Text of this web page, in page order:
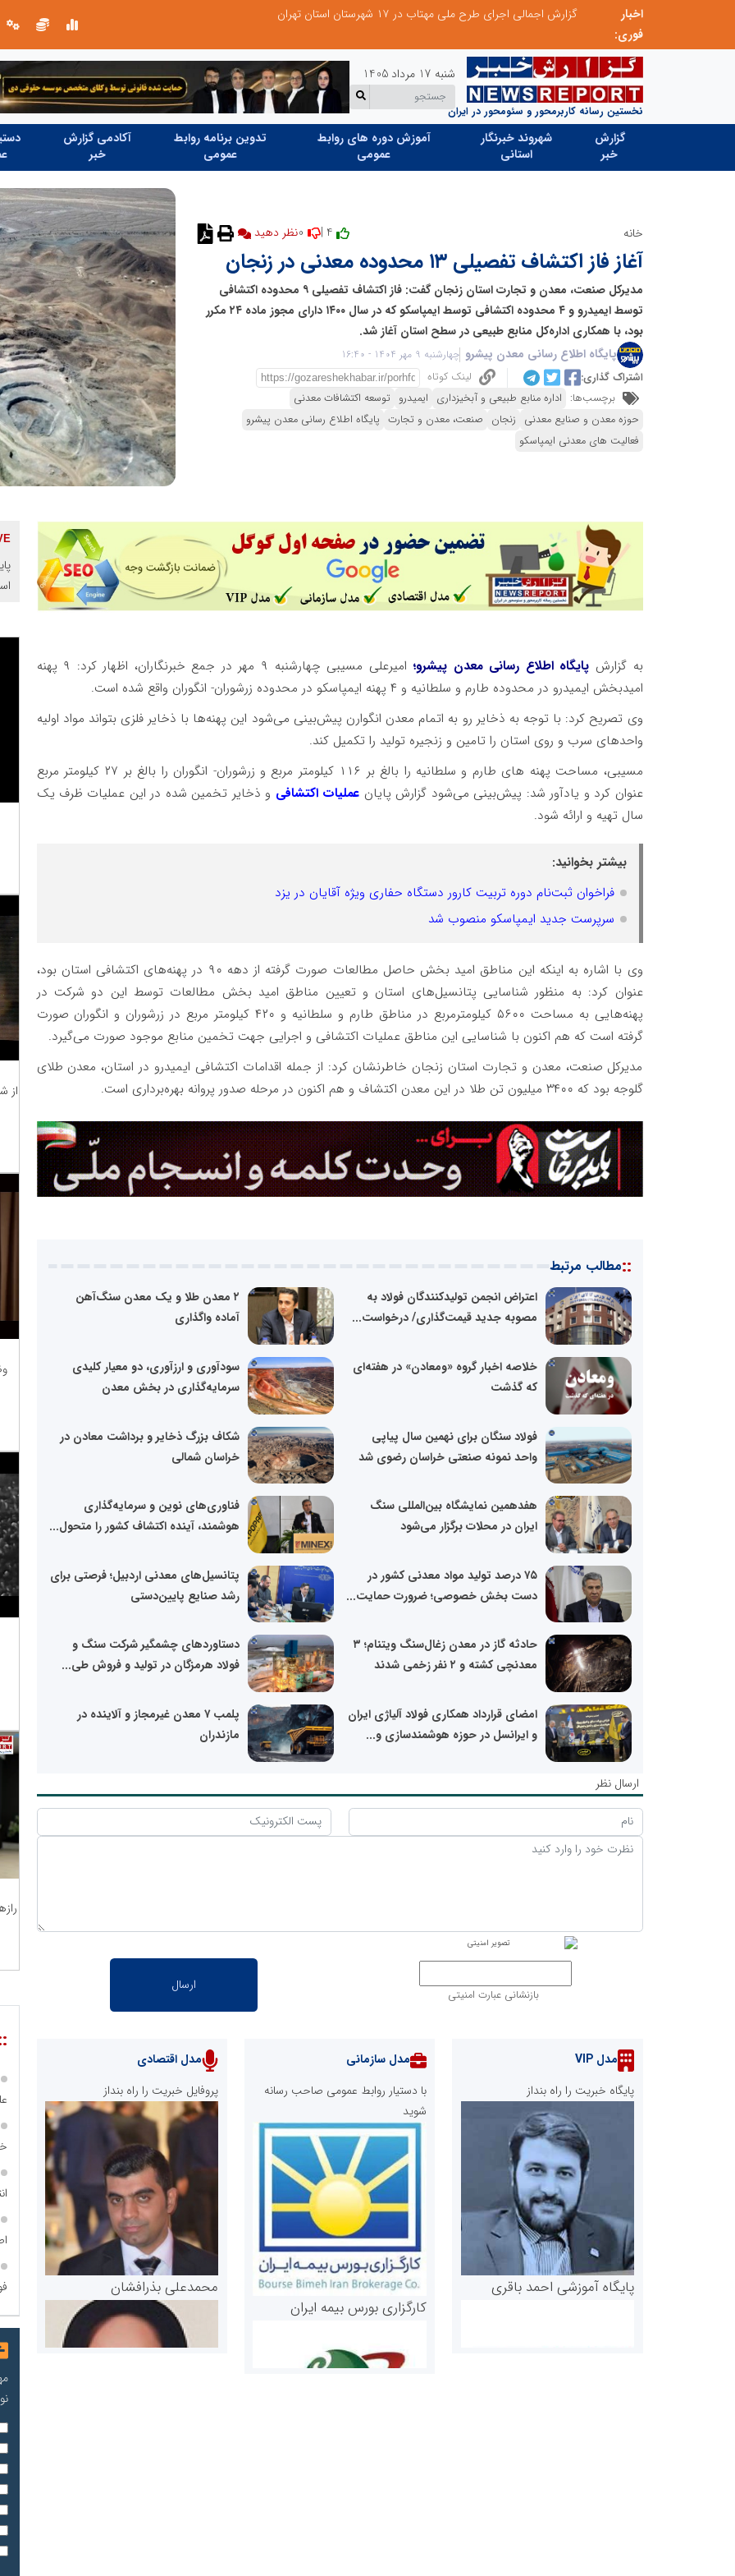
اخبار
فوری:
گزارش اجمالی اجرای طرح ملی مهتاب در ۱۷ شهرستان استان تهران
نخستین رسانه کاربرمحور و سئومحور در ایران
شنبه 17 مرداد 1405
گزارش
خبر
شهروند خبرنگار
استانی
آموزش دوره های روابط
عمومی
تدوین برنامه روابط
عمومی
آکادمی گزارش
خبر
خانه
آغاز فاز اکتشاف تفصیلی ۱۳ محدوده معدنی در زنجان
مدیرکل صنعت، معدن و تجارت استان زنجان گفت: فاز اکتشاف تفصیلی ۹ محدوده اکتشافی
توسط ایمیدرو و ۴ محدوده اکتشافی توسط ایمپاسکو که در سال ۱۴۰۰ دارای مجوز ماده ۲۴ مکرر
بود، با همکاری اداره‌کل منابع طبیعی در سطح استان آغاز شد.
پایگاه اطلاع رسانی معدن پیشرو چهارشنبه 9 مهر 1404 - 16:40
اشتراک گذاری:
لینک کوتاه
برچسب‌ها: اداره منابع طبیعی و آبخیزداری ایمیدرو توسعه اکتشافات معدنی
حوزه معدن و صنایع معدنی زنجان صنعت، معدن و تجارت پایگاه اطلاع رسانی معدن پیشرو
فعالیت های معدنی ایمپاسکو
به گزارش پایگاه اطلاع رسانی معدن پیشرو؛
امیرعلی مسیبی چهارشنبه ۹ مهر در جمع خبرنگاران، اظهار کرد: ۹ پهنه
امیدبخش ایمیدرو در محدوده طارم و سلطانیه و ۴ پهنه ایمپاسکو در محدوده زرشوران- انگوران واقع شده است.
وی تصریح کرد: با توجه به ذخایر رو به اتمام معدن انگوارن پیش‌بینی می‌شود این پهنه‌ها با ذخایر فلزی بتواند مواد اولیه
واحدهای سرب و روی استان را تامین و زنجیره تولید را تکمیل کند.
مسیبی، مساحت پهنه های طارم و سلطانیه را بالغ بر ۱۱۶ کیلومتر مربع و زرشوران- انگوران را بالغ بر ۲۷ کیلومتر مربع
عنوان کرد و یادآور شد: پیش‌بینی می‌شود گزارش پایان عملیات اکتشافی و ذخایر تخمین شده در این عملیات ظرف یک
سال تهیه و ارائه شود.
بیشتر بخوانید:
فراخوان ثبت‌نام دوره تربیت کارور دستگاه حفاری ویژه آقایان در یزد
سرپرست جدید ایمپاسکو منصوب شد
وی با اشاره به اینکه این مناطق امید بخش حاصل مطالعات صورت گرفته از دهه ۹۰ در پهنه‌های اکتشافی استان بود،
عنوان کرد: به منظور شناسایی پتانسیل‌های استان و تعیین مناطق امید بخش مطالعات توسط این دو شرکت در
پهنه‌هایی به مساحت ۵۶۰۰ کیلومترمربع در مناطق طارم و سلطانیه و ۴۲۰ کیلومتر مربع در زرشوران و انگوران صورت
گرفته است که هم اکنون با شناسایی این مناطق عملیات اکتشافی و اجرایی جهت تخمین منابع موجود صورت می‌گیرد.
مدیرکل صنعت، معدن و تجارت استان زنجان خاطرنشان کرد: از جمله اقدامات اکتشافی ایمیدرو در استان، معدن طلای
گلوجه بود که ۳۴۰۰ میلیون تن طلا در این معدن اکتشاف و هم اکنون در مرحله صدور پروانه بهره‌برداری است.
::مطالب مرتبط
اعتراض انجمن تولیدکنندگان فولاد به
مصوبه جدید قیمت‌گذاری/ درخواست...
۲ معدن طلا و یک معدن سنگ‌آهن
آماده واگذاری
خلاصه اخبار گروه «ومعادن» در هفته‌‌ای
که گذشت
سودآوری و ارزآوری، دو معیار کلیدی
سرمایه‌گذاری در بخش معدن
فولاد سنگان برای نهمین سال پیاپی
واحد نمونه صنعتی خراسان رضوی شد
شکاف بزرگ ذخایر و برداشت معادن در
خراسان شمالی
هفدهمین نمایشگاه بین‌المللی سنگ
ایران در محلات برگزار می‌شود
فناوری‌های نوین و سرمایه‌گذاری
هوشمند، آینده اکتشاف کشور را متحول...
۷۵ درصد تولید مواد معدنی کشور در
دست بخش خصوصی؛ ضرورت حمایت...
پتانسیل‌های معدنی اردبیل؛ فرصتی برای
رشد صنایع پایین‌دستی
حادثه گاز در معدن زغال‌سنگ ویتنام؛ ۳
معدنچی کشته و ۲ نفر زخمی شدند
دستاوردهای چشمگیر شرکت سنگ و
فولاد هرمزگان در تولید و فروش طی...
امضای قرارداد همکاری فولاد آلیاژی ایران
و ایرانسل در حوزه هوشمندسازی و...
پلمب ۷ معدن غیرمجاز و آلاینده در
مازندران
ارسال نظر
بازنشانی عبارت امنیتی
مدل VIP
پایگاه خبریت را راه بنداز
پایگاه آموزشی احمد باقری
مدل سازمانی
با دستیار روابط عمومی صاحب رسانه
شوید
کارگزاری بورس بیمه ایران
مدل اقتصادی
پروفایل خبریت را راه بنداز
محمدعلی بذرافشان
از